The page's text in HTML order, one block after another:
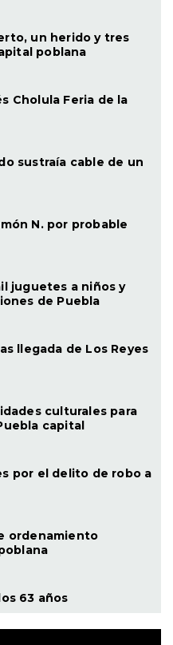
un herido y tres
poblana
Cholula Feria de la
sustraía cable de un
N. por probable
juguetes a niños y
de Puebla
llegada de Los Reyes
culturales para
capital
por el delito de robo a
ordenamiento
63 años